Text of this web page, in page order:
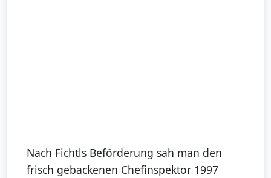
Nach Fichtls Beförderung sah man den
frisch gebackenen Chefinspektor 1997